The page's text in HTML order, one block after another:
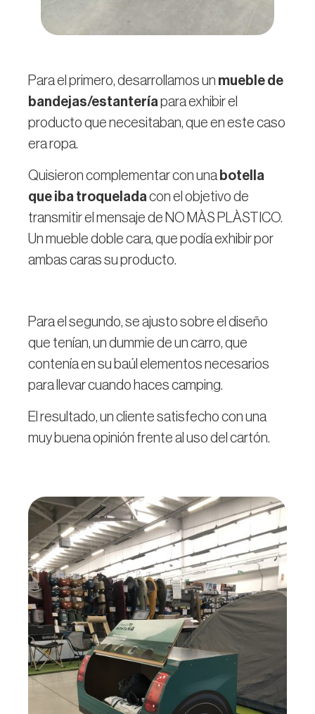
Para el primero, desarrollamos un mueble de
bandejas/estanteríapara exhibir el
producto que necesitaban, que en este caso
era ropa.
Quisieron complementar con una botella
que iba troquelada con el objetivo de
transmitir el mensaje de NO MÀS PLÀSTICO.
Un mueble doble cara, que podía exhibir por
ambas caras su producto.
Para el segundo, se ajusto sobre el diseño
que tenían, un dummie de un carro, que
contenía en su baúl elementos necesarios
para llevar cuando haces camping.
El resultado, un cliente satisfecho con una
muy buena opinión frente al uso del cartón.